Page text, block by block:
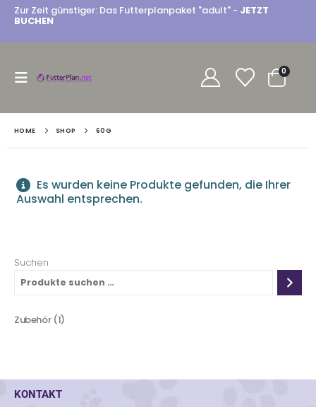
Zur Zeit günstiger: Das Futterplanpaket "adult" - JETZT
BUCHEN
0
HOME SHOP 60G
Es wurden keine Produkte gefunden, die Ihrer
Auswahl entsprechen.
Suchen
Zubehör 1
KONTAKT